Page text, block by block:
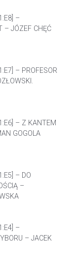
–
– JÓZEF CHĘĆ
– PROFESOR
– Z KANTEM
GOGOLA
– DO
–
–
– JACEK